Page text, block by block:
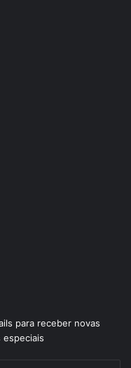
para receber novas